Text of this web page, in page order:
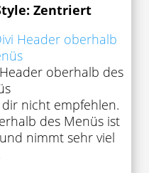
Zentriert
oberhalb des
nicht empfehlen.
des Menüs ist
nimmt sehr viel